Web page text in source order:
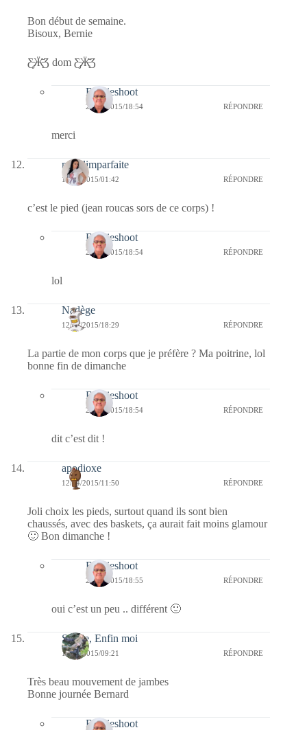
Bon début de semaine.
Bisoux, Bernie
Ƹ̵̡Ӝ̵̨̄Ʒ dom Ƹ̵̡Ӝ̵̨̄Ʒ
Bernieshoot
23/04/2015/18:54 RÉPONDRE
merci
melolimparfaite
13/04/2015/01:42 RÉPONDRE
c’est le pied (jean roucas sors de ce corps) !
Bernieshoot
23/04/2015/18:54 RÉPONDRE
lol
Nadège
12/04/2015/18:29 RÉPONDRE
La partie de mon corps que je préfère ? Ma poitrine, lol
bonne fin de dimanche
Bernieshoot
23/04/2015/18:54 RÉPONDRE
dit c’est dit !
apodioxe
12/04/2015/11:50 RÉPONDRE
Joli choix les pieds, surtout quand ils sont bien
chaussés, avec des baskets, ça aurait fait moins glamour
🙂 Bon dimanche !
Bernieshoot
23/04/2015/18:55 RÉPONDRE
oui c’est un peu .. différent 🙂
Sylvie, Enfin moi
12/04/2015/09:21 RÉPONDRE
Très beau mouvement de jambes
Bonne journée Bernard
Bernieshoot